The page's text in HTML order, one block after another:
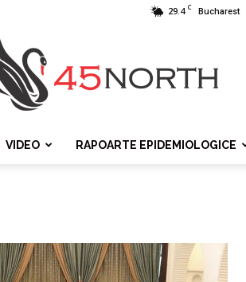
29.4 C Bucharest
VIDEO RAPOARTE EPIDEMIOLOGICE